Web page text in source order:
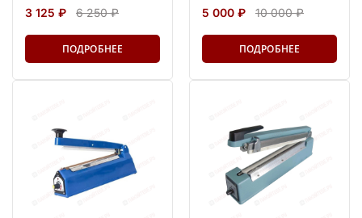
3 125 ₽ 6 250 ₽
ПОДРОБНЕЕ
5 000 ₽ 10 000 ₽
ПОДРОБНЕЕ